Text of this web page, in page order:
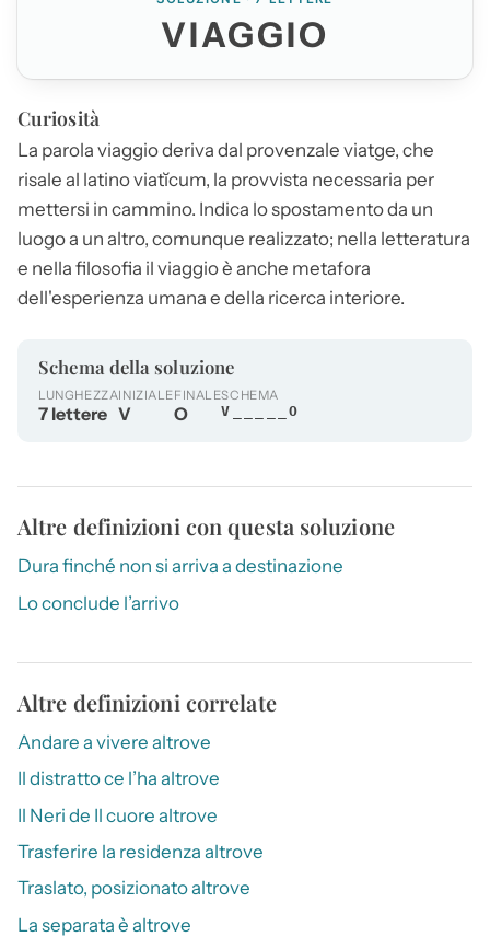
VIAGGIO
Curiosità
La parola viaggioderiva dal provenzale viatge, che
risale al latino viatĭcum, la provvista necessaria per
mettersi in cammino. Indica lo spostamento da un
luogo a un altro, comunque realizzato; nella letteratura
e nella filosofia il viaggioè anche metafora
dell'esperienza umana e della ricerca interiore.
Schema della soluzione
LUNGHEZZA
7 lettere
INIZIALE
V
FINALE
O
SCHEMA
V_____O
Altre definizioni con questa soluzione
Dura finché non si arriva a destinazione
Lo conclude l’arrivo
Altre definizioni correlate
Andare a vivere altrove
Il distratto ce l’ha altrove
Il Neri de Il cuore altrove
Trasferire la residenza altrove
Traslato, posizionato altrove
La separata è altrove